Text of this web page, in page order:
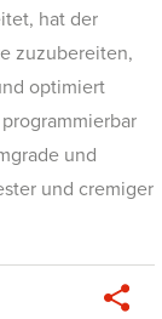
hat der
zuzubereiten,
optimiert
und
und cremiger